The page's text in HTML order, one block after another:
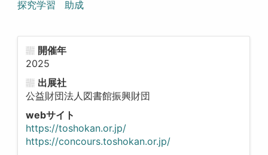
探究学習
助成
開催年
2025
出展社
公益財団法人図書館振興財団
webサイト
https://toshokan.or.jp/
https://concours.toshokan.or.jp/